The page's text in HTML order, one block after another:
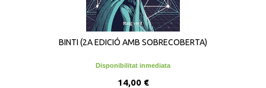
BINTI (2A EDICIÓ AMB SOBRECOBERTA)
Disponibilitat inmediata
14,00 €